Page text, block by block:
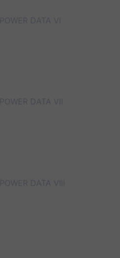
POWER DATA VI
POWER DATA VII
POWER DATA VIII